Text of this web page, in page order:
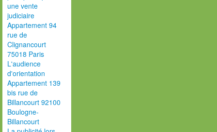
une vente
judiciaire
Appartement 94
rue de
Clignancourt
75018 Paris
L'audience
d'orientation
Appartement 139
bis rue de
Billancourt 92100
Boulogne-
Billancourt